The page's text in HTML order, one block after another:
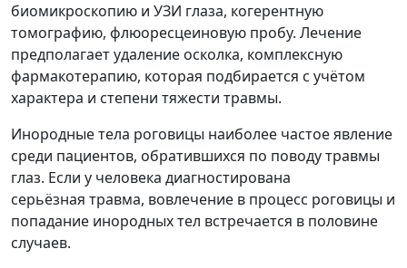
биомикроскопию и УЗИ глаза, когерентную
томографию, флюоресцеиновую пробу. Лечение
предполагает удаление осколка, комплексную
фармакотерапию, которая подбирается с учётом
характера и степени тяжести травмы.
Инородные тела роговицы наиболее частое явление
среди пациентов, обратившихся по поводу травмы
глаз. Если у человека диагностирована
серьёзная травма, вовлечение в процесс роговицы и
попадание инородных тел встречается в половине
случаев.